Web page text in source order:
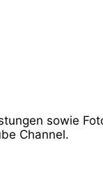
sowie
Channel.